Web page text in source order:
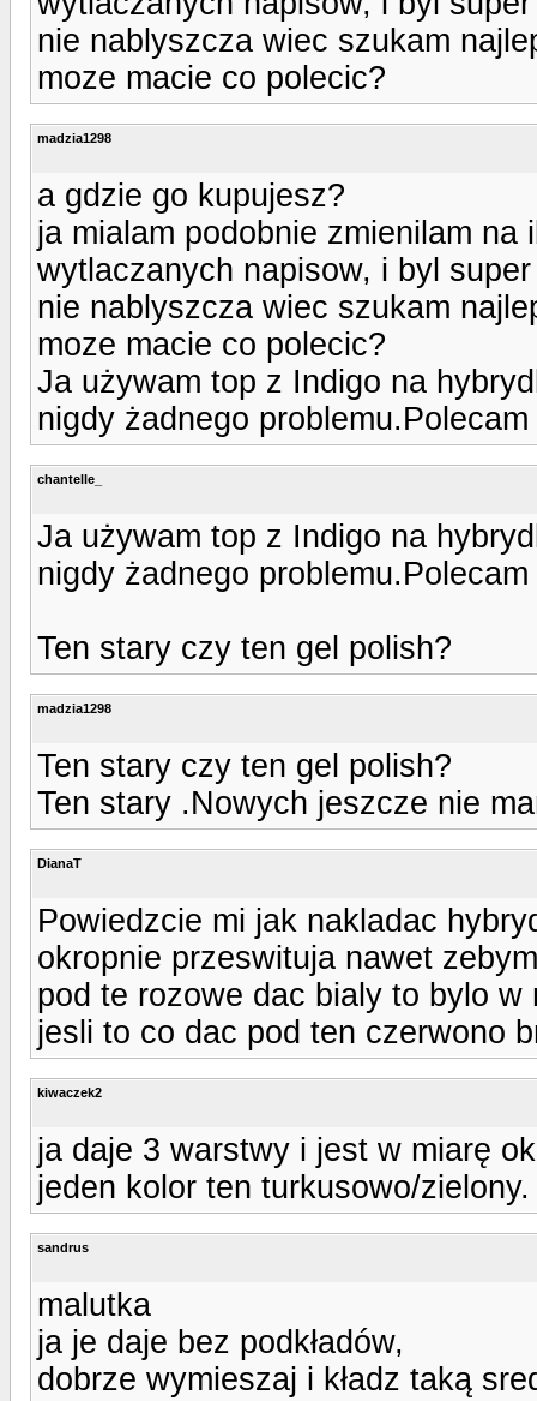
nie nablyszcza wiec szukam
moze macie co polecic?
madzia1298
a gdzie go kupujesz?
ja mialam podobnie zmienilam
wytlaczanych napisow, i byl
nie nablyszcza wiec szukam
moze macie co polecic?
Ja używam top z Indigo na
nigdy żadnego problemu.Polecam
chantelle_
Ja używam top z Indigo na
nigdy żadnego problemu.Polecam
Ten stary czy ten gel polish?
madzia1298
Ten stary czy ten gel polish?
Ten stary .Nowych jeszcze nie
DianaT
Powiedzcie mi jak nakladac
okropnie przeswituja nawet
pod te rozowe dac bialy to bylo
jesli to co dac pod ten czerwono
kiwaczek2
ja daje 3 warstwy i jest w miarę
jeden kolor ten turkusowo/zielony.
sandrus
malutka
ja je daje bez podkładów,
dobrze wymieszaj i kładz taką